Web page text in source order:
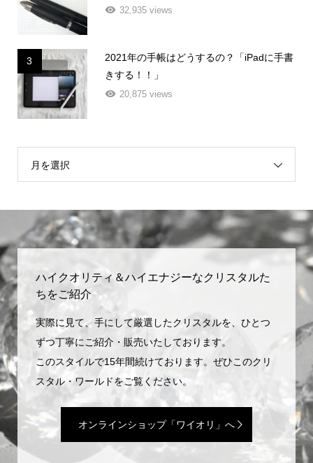
32,935 views
3
2021年の手帳はどうするの？「iPadに手書
きする！！」
20,875 views
月を選択
ハイクオリティ＆ハイエナジーなクリスタルた
ちをご紹介
実際に見て、手にして厳選したクリスタルを、ひとつ
ずつ丁寧にご紹介・販売いたしております。
このスタイルで15年間続けております。ぜひこのクリ
スタル・ワールドをご覧ください。
オンラインショップ「ワイオリ」へ